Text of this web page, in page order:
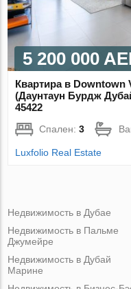
5 200 000
Квартира в Downtown
(Даунтаун Бурдж
45422
Спален:3
Luxfolio Real Estate
Недвижимость в Дубае
Недвижимость в Пальме
Джумейре
Недвижимость в Дубай
Марине